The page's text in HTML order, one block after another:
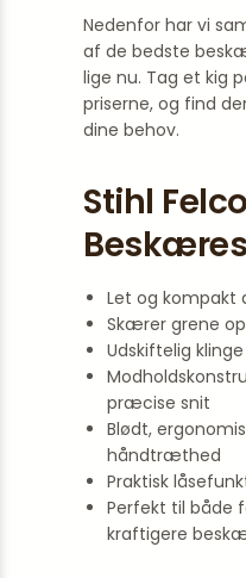
Nedenfor har vi
af de bedste
lige nu. Tag et kig
priserne, og find
dine behov.
Stihl
Let og kompakt
Skærer grene
Udskiftelig
præcise snit
Blødt,
håndtræthed
Praktisk
Perfekt til både
kraftigere